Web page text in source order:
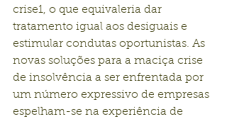
crise1, o que equivaleria dar
tratamento igual aos desiguais e
estimular condutas oportunistas. As
novas soluções para a maciça crise
de insolvência a ser enfrentada por
um número expressivo de empresas
espelham-se na experiência de